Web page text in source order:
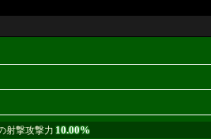
射撃攻撃力 10.00%